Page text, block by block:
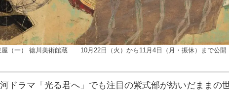
屋（一） 徳川美術館蔵 10月22日（火）から11月4日（月・振休）まで公開
ドラマ「光る君へ」でも注目の紫式部が紡いだままの